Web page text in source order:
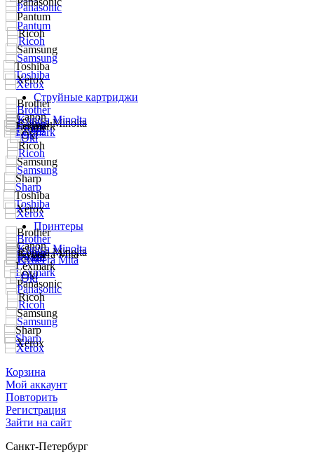
Струйные картриджи
Принтеры
Корзина
Мой аккаунт
Повторить
Регистрация
Зайти на сайт
Санкт-Петербург